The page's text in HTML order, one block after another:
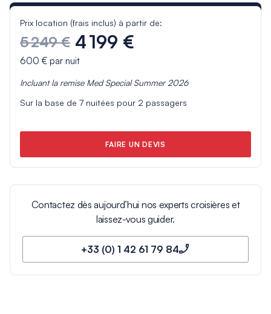
Prix location (frais inclus) à partir de:
5 249 € 4 199 €
600 €par nuit
Incluant la remise Med Special Summer 2026
Sur la base de 7nuitées pour 2 passagers
FAIRE UN DEVIS
Contactez dès aujourd’hui nos experts croisières et
laissez-vous guider.
+33 (0) 1 42 61 79 84